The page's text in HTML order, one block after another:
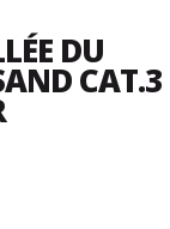
DU
CAT.3